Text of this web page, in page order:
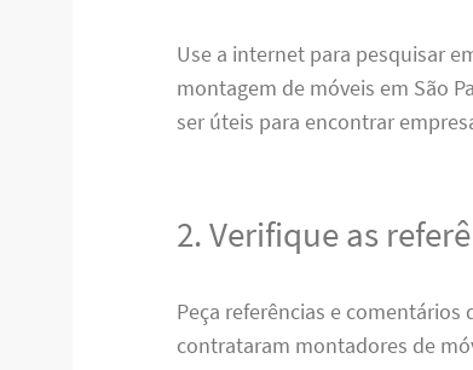
Use a internet para pesquisar
montagem de móveis em São
ser úteis para encontrar
2. Verifique as
Peça referências e
contrataram montadores de